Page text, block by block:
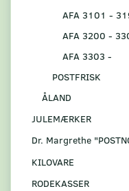
AFA 3101 -
AFA 3200 -
AFA 3303 -
POSTFRISK
ÅLAND
JULEMÆRKER
Dr. Margrethe
KILOVARE
RODEKASSER